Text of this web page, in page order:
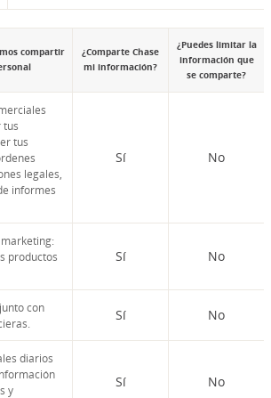
compartir
¿Comparte Chase
mi información?
¿Puedes limitar la
información que
se comparte?
tus
tus
legales,
informes
Sí No
productos
Sí No
con
Sí No
diarios
y
Sí No